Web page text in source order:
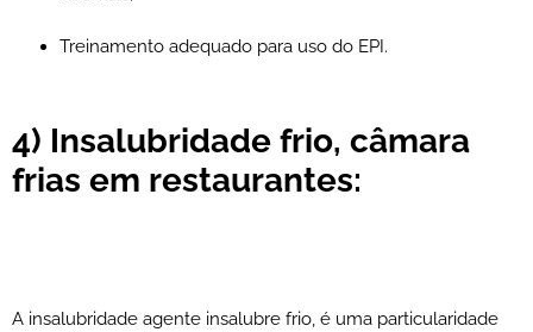
Treinamento adequado para uso do EPI.
4) Insalubridade frio, câmara
frias em restaurantes:
A insalubridade agente insalubre frio, é uma particularidade